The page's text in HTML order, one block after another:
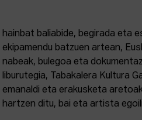
hainbat baliabide, begirada eta
ekipamendu batzuen artean,
nabeak, bulegoa eta
liburutegia, Tabakalera Kultura
emanaldi eta erakusketa
hartzen ditu, bai eta artista